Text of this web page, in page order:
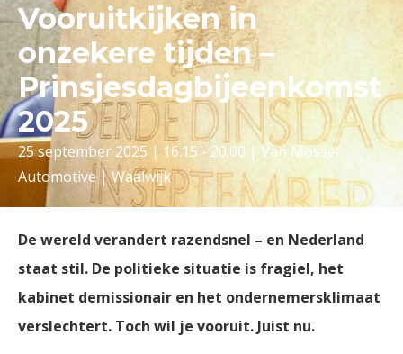
Vooruitkijken in
onzekere tijden –
Prinsjesdagbijeenkomst
2025
25 september 2025 | 16.15 - 20.00 | Van Mossel
Automotive | Waalwijk
De wereld verandert razendsnel – en Nederland
staat stil. De politieke situatie is fragiel, het
kabinet demissionair en het ondernemersklimaat
verslechtert. Toch wil je vooruit. Juist nu.